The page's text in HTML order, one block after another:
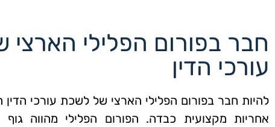
חבר בפורום הפלילי
עורכי הדין
להיות חבר בפורום הפלילי הארצי של לשכת עורכי
אחריות מקצועית כבדה. הפורום הפלילי מהווה גוף